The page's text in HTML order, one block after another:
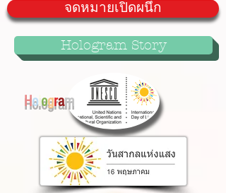
จดหมายเปิดผนึก
Hologram Story
Hologram